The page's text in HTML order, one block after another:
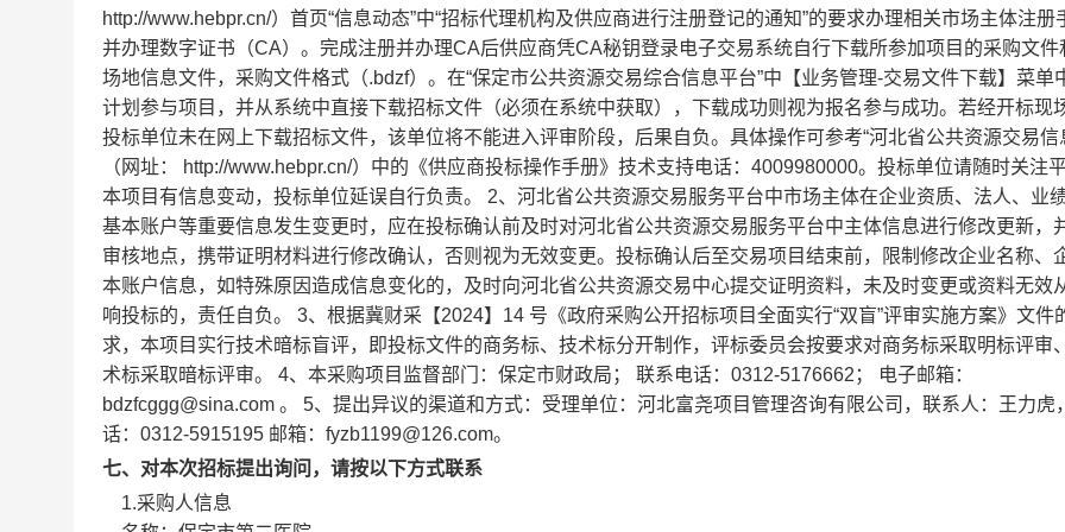
http://www.hebpr.cn/）首页“信息动态”中“招标代理机构及供应商进行注册登记的通知”的要求办理相关市场主体注册
并办理数字证书（CA）。完成注册并办理CA后供应商凭CA秘钥登录电子交易系统自行下载所参加项目的采购文件
场地信息文件，采购文件格式（.bdzf）。在“保定市公共资源交易综合信息平台”中【业务管理-交易文件下载】菜单
计划参与项目，并从系统中直接下载招标文件（必须在系统中获取），下载成功则视为报名参与成功。若经开标现
投标单位未在网上下载招标文件，该单位将不能进入评审阶段，后果自负。具体操作可参考“河北省公共资源交易信
（网址： http://www.hebpr.cn/）中的《供应商投标操作手册》技术支持电话：4009980000。投标单位请随时关注
本项目有信息变动，投标单位延误自行负责。 2、河北省公共资源交易服务平台中市场主体在企业资质、法人、业
基本账户等重要信息发生变更时，应在投标确认前及时对河北省公共资源交易服务平台中主体信息进行修改更新，
审核地点，携带证明材料进行修改确认，否则视为无效变更。投标确认后至交易项目结束前，限制修改企业名称、
本账户信息，如特殊原因造成信息变化的，及时向河北省公共资源交易中心提交证明资料，未及时变更或资料无效
响投标的，责任自负。 3、根据冀财采【2024】14 号《政府采购公开招标项目全面实行“双盲”评审实施方案》文件
求，本项目实行技术暗标盲评，即投标文件的商务标、技术标分开制作，评标委员会按要求对商务标采取明标评审
术标采取暗标评审。 4、本采购项目监督部门：保定市财政局； 联系电话：0312-5176662； 电子邮箱：
bdzfcggg@sina.com 。 5、提出异议的渠道和方式：受理单位：河北富尧项目管理咨询有限公司，联系人：王力虎
话：0312-5915195 邮箱：fyzb1199@126.com。
七、对本次招标提出询问，请按以下方式联系
1.采购人信息